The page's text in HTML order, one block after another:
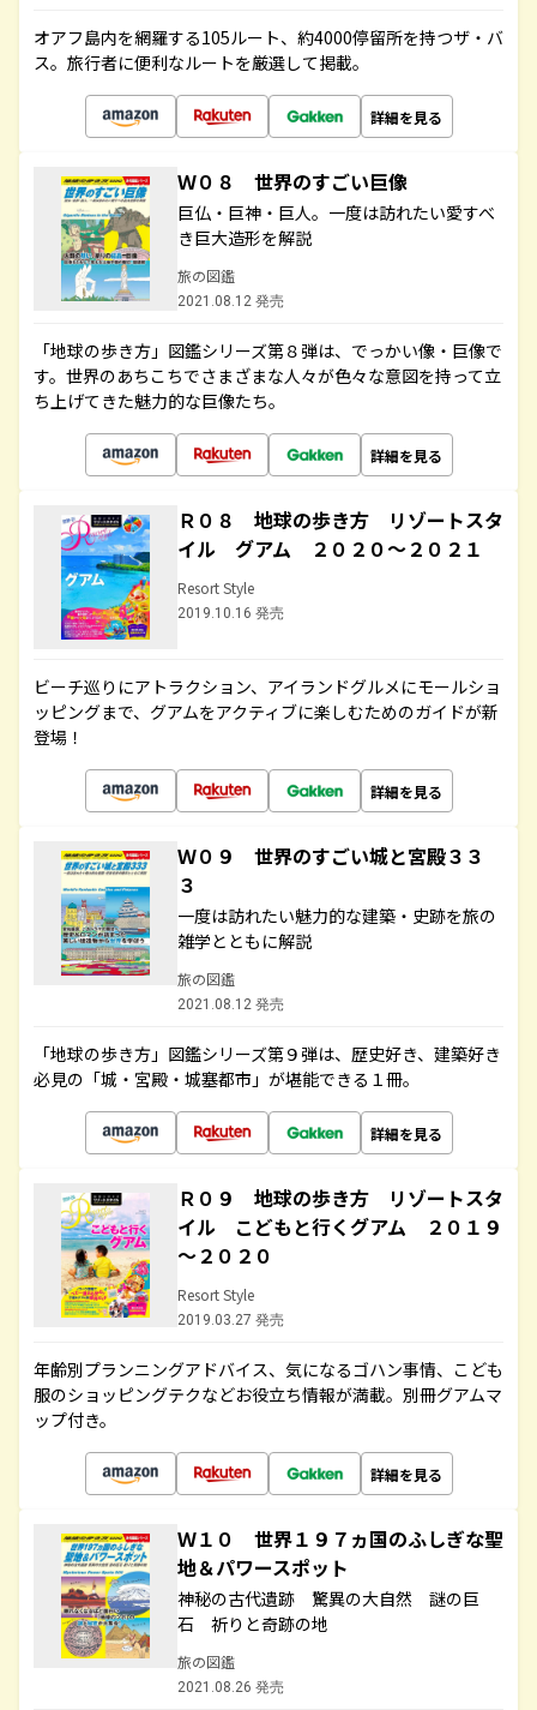
オアフ島内を網羅する105ルート、約4000停留所を持つザ・バ
ス。旅行者に便利なルートを厳選して掲載。
詳細を見る
Ｗ０８ 世界のすごい巨像
巨仏・巨神・巨人。一度は訪れたい愛すべ
き巨大造形を解説
旅の図鑑
2021.08.12 発売
「地球の歩き方」図鑑シリーズ第８弾は、でっかい像・巨像で
す。世界のあちこちでさまざまな人々が色々な意図を持って立
ち上げてきた魅力的な巨像たち。
詳細を見る
Ｒ０８ 地球の歩き方 リゾートスタ
イル グアム ２０２０～２０２１
Resort Style
2019.10.16 発売
ビーチ巡りにアトラクション、アイランドグルメにモールショ
ッピングまで、グアムをアクティブに楽しむためのガイドが新
登場！
詳細を見る
Ｗ０９ 世界のすごい城と宮殿３３
３
一度は訪れたい魅力的な建築・史跡を旅の
雑学とともに解説
旅の図鑑
2021.08.12 発売
「地球の歩き方」図鑑シリーズ第９弾は、歴史好き、建築好き
必見の「城・宮殿・城塞都市」が堪能できる１冊。
詳細を見る
Ｒ０９ 地球の歩き方 リゾートスタ
イル こどもと行くグアム ２０１９
～２０２０
Resort Style
2019.03.27 発売
年齢別プランニングアドバイス、気になるゴハン事情、こども
服のショッピングテクなどお役立ち情報が満載。別冊グアムマ
ップ付き。
詳細を見る
Ｗ１０ 世界１９７ヵ国のふしぎな聖
地＆パワースポット
神秘の古代遺跡 驚異の大自然 謎の巨
石 祈りと奇跡の地
旅の図鑑
2021.08.26 発売